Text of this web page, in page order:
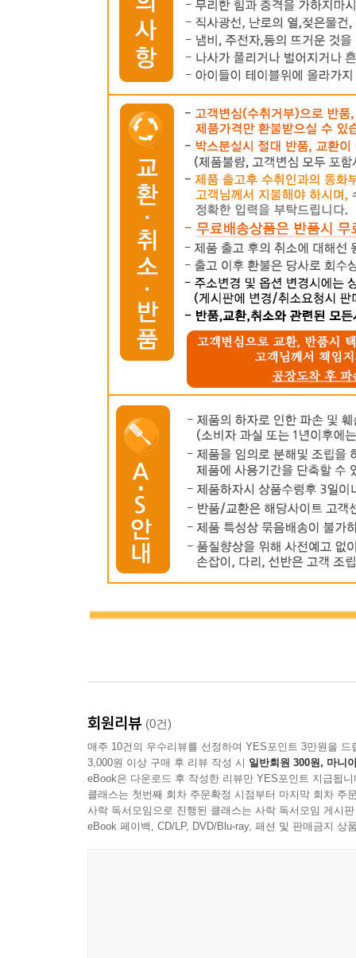
회원리뷰 (0건)
매주 10건의 우수리뷰를 선정하여 YES포인트 3만원을 드
3,000원 이상 구매 후 리뷰 작성 시 일반회원 300원, 마니
eBook은 다운로드 후 작성한 리뷰만 YES포인트 지급됩니
클래스는 첫번째 회차 주문확정 시점부터 마지막 회차 주
사락 독서모임으로 진행된 클래스는 사락 독서모임 게시
eBook 페이백, CD/LP, DVD/Blu-ray, 패션 및 판매금지 상